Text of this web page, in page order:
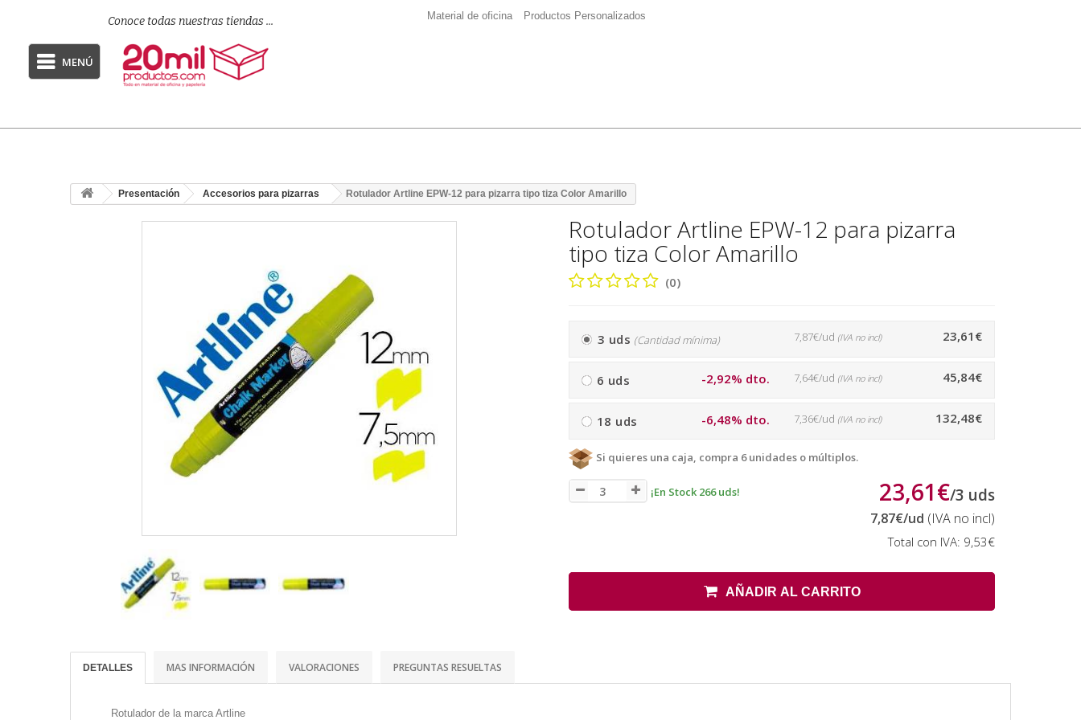
Conoce todas nuestras tiendas ... Material de oficina Productos Personalizados
MENÚ
Presentación Accesorios para pizarras Rotulador Artline EPW-12 para pizarra tipo tiza Color Amarillo
Rotulador Artline EPW-12 para pizarra
tipo tiza Color Amarillo
(0)
3 uds (Cantidad mínima) 23,61€
7,87€/ud (IVA no incl)
6 uds -2,92% dto. 45,84€
7,64€/ud (IVA no incl)
18 uds -6,48% dto. 132,48€
7,36€/ud (IVA no incl)
Si quieres una caja, compra 6 unidades o múltiplos.
¡En Stock 266 uds! 23,61€/3 uds
7,87€/ud (IVA no incl)
Total con IVA: 9,53€
AÑADIR AL CARRITO
DETALLES MAS INFORMACIÓN VALORACIONES PREGUNTAS RESUELTAS
Rotulador de la marca Artline